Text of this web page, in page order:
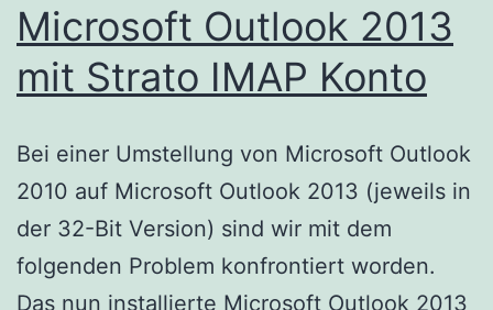
Microsoft Outlook 2013
mit Strato IMAP Konto
Bei einer Umstellung von Microsoft Outlook
2010 auf Microsoft Outlook 2013 (jeweils in
der 32-Bit Version) sind wir mit dem
folgenden Problem konfrontiert worden.
Das nun installierte Microsoft Outlook 2013